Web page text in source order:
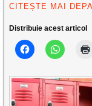
CITEȘTE MAI
Distribuie acest articol